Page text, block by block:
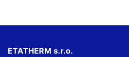
ETATHERM s.r.o.